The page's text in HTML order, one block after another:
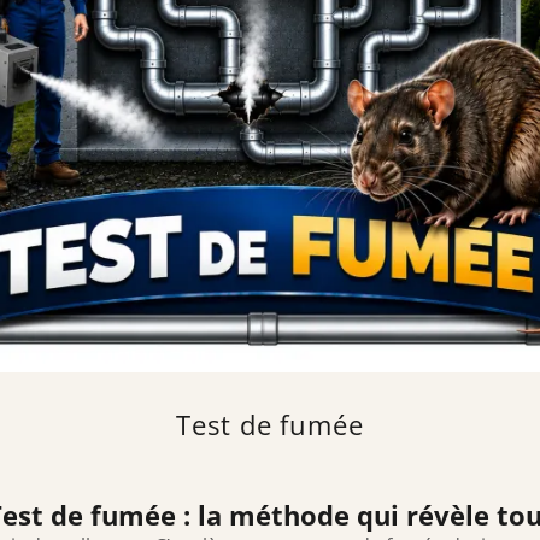
Test de fumée
de fumée : la méthode qui révèle